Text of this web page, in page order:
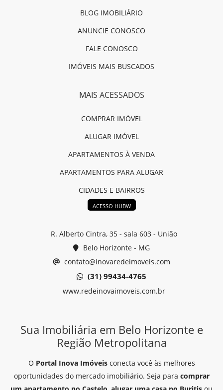
BLOG IMOBILIÁRIO
ANUNCIE CONOSCO
FALE CONOSCO
IMÓVEIS MAIS BUSCADOS
MAIS ACESSADOS
COMPRAR IMÓVEL
ALUGAR IMÓVEL
APARTAMENTOS À VENDA
APARTAMENTOS PARA ALUGAR
CIDADES E BAIRROS
ACESSO HUBW
R. Alberto Cintra, 35 - sala 603 - União
Belo Horizonte - MG
contato@inovaredeimoveis.com
(31) 99434-4765
www.redeinovaimoveis.com.br
Sua Imobiliária em Belo Horizonte e
Região Metropolitana
O Portal Inova Imóveisconecta você às melhores
oportunidades do mercado imobiliário. Seja para comprar